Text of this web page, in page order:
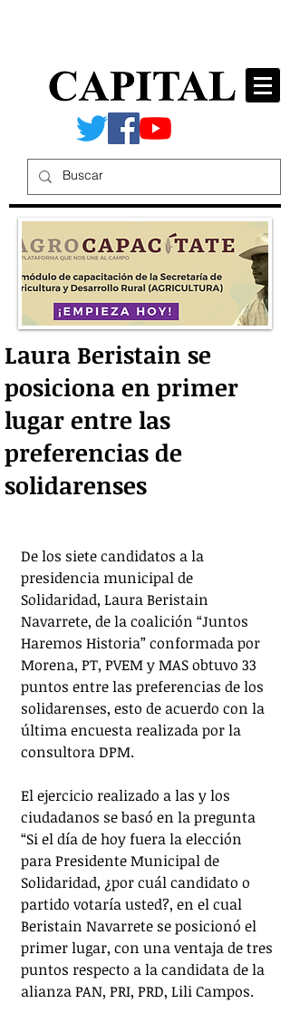
Laura Beristain se
posiciona en primer
lugar entre las
preferencias de
solidarenses
De los siete candidatos a la
presidencia municipal de
Solidaridad, Laura Beristain
Navarrete, de la coalición “Juntos
Haremos Historia” conformada por
Morena, PT, PVEM y MAS obtuvo 33
puntos entre las preferencias de los
solidarenses, esto de acuerdo con la
última encuesta realizada por la
consultora DPM.
El ejercicio realizado a las y los
ciudadanos se basó en la pregunta
“Si el día de hoy fuera la elección
para Presidente Municipal de
Solidaridad, ¿por cuál candidato o
partido votaría usted?, en el cual
Beristain Navarrete se posicionó el
primer lugar, con una ventaja de tres
puntos respecto a la candidata de la
alianza PAN, PRI, PRD, Lili Campos.